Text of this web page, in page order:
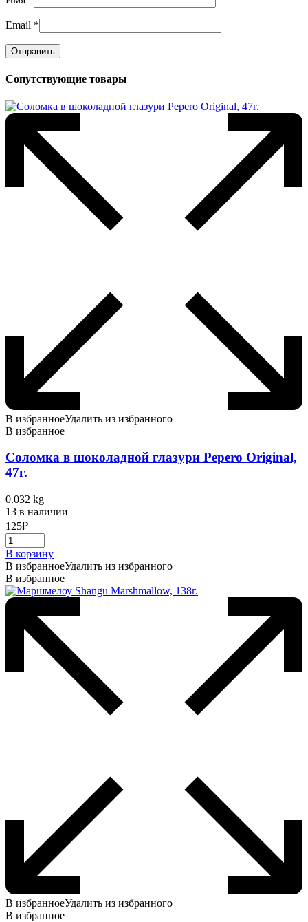
Email *
Сопутствующие товары
В избранноеУдалить из избранного
В избранное
Соломка в шоколадной глазури Pepero Original,
47г.
0.032 kg
13 в наличии
125₽
В корзину
В избранноеУдалить из избранного
В избранное
В избранноеУдалить из избранного
В избранное